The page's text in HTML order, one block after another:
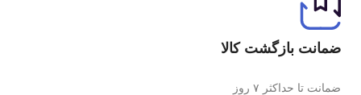
ضمانت بازگشت کالا
ضمانت تا حداکثر ۷ روز